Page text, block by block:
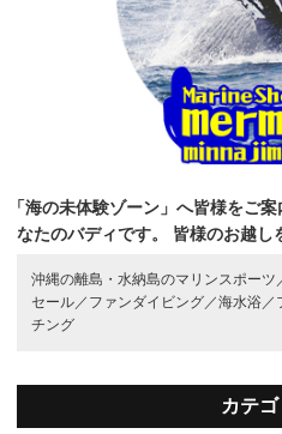
「海の未体験ゾーン」へ皆様をご案
なたのバディです。
皆様のお越し
沖縄の離島・水納島のマリンスポーツ
セール／ ファンダイビング／海水浴／
チング
カテ